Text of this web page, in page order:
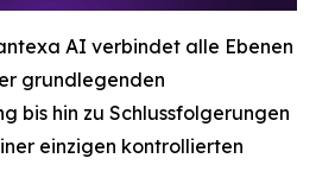
AI verbindet alle Ebenen
grundlegenden
bis hin zu Schlussfolgerungen
einzigen kontrollierten